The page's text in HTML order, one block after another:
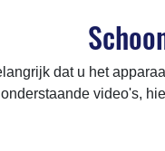
dat u het
video's,